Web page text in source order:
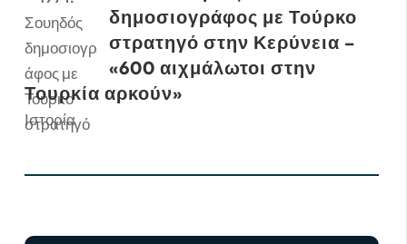
δημοσιογράφος με Τούρκο
στρατηγό στην Κερύνεια –
«600 αιχμάλωτοι στην
Τουρκία αρκούν»
Ιστορία